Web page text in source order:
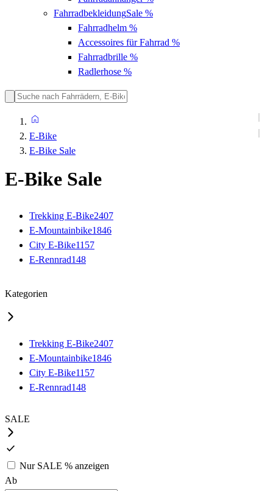
FahrradbekleidungSale %
Fahrradhelm %
Accessoires für Fahrrad %
Fahrradbrille %
Radlerhose %
E-Bike
E-Bike Sale
E-Bike Sale
Trekking E-Bike2407
E-Mountainbike1846
City E-Bike1157
E-Rennrad148
Kategorien
Trekking E-Bike2407
E-Mountainbike1846
City E-Bike1157
E-Rennrad148
SALE
Nur SALE % anzeigen
Ab